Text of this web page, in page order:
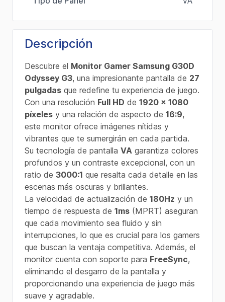
Descripción
Descubre el Monitor Gamer Samsung G30D
Odyssey G3, una impresionante pantalla de 27
pulgadas que redefine tu experiencia de juego.
Con una resolución Full HD de 1920 x 1080
píxeles y una relación de aspecto de 16:9,
este monitor ofrece imágenes nítidas y
vibrantes que te sumergirán en cada partida.
Su tecnología de pantalla VA garantiza colores
profundos y un contraste excepcional, con un
ratio de 3000:1 que resalta cada detalle en las
escenas más oscuras y brillantes.
La velocidad de actualización de 180Hz y un
tiempo de respuesta de 1ms (MPRT) aseguran
que cada movimiento sea fluido y sin
interrupciones, lo que es crucial para los gamers
que buscan la ventaja competitiva. Además, el
monitor cuenta con soporte para FreeSync,
eliminando el desgarro de la pantalla y
proporcionando una experiencia de juego más
suave y agradable.